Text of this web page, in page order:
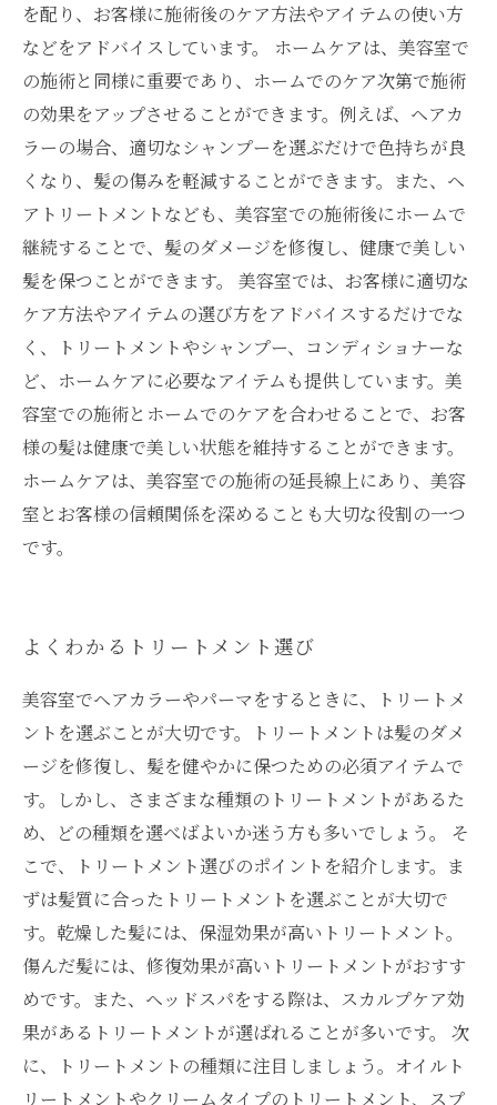
を配り、お客様に施術後のケア方法やアイテムの使い方
などをアドバイスしています。 ホームケアは、美容室で
の施術と同様に重要であり、ホームでのケア次第で施術
の効果をアップさせることができます。例えば、ヘアカ
ラーの場合、適切なシャンプーを選ぶだけで色持ちが良
くなり、髪の傷みを軽減することができます。また、ヘ
アトリートメントなども、美容室での施術後にホームで
継続することで、髪のダメージを修復し、健康で美しい
髪を保つことができます。 美容室では、お客様に適切な
ケア方法やアイテムの選び方をアドバイスするだけでな
く、トリートメントやシャンプー、コンディショナーな
ど、ホームケアに必要なアイテムも提供しています。美
容室での施術とホームでのケアを合わせることで、お客
様の髪は健康で美しい状態を維持することができます。
ホームケアは、美容室での施術の延長線上にあり、美容
室とお客様の信頼関係を深めることも大切な役割の一つ
です。
よくわかるトリートメント選び
美容室でヘアカラーやパーマをするときに、トリートメ
ントを選ぶことが大切です。トリートメントは髪のダメ
ージを修復し、髪を健やかに保つための必須アイテムで
す。しかし、さまざまな種類のトリートメントがあるた
め、どの種類を選べばよいか迷う方も多いでしょう。 そ
こで、トリートメント選びのポイントを紹介します。ま
ずは髪質に合ったトリートメントを選ぶことが大切で
す。乾燥した髪には、保湿効果が高いトリートメント。
傷んだ髪には、修復効果が高いトリートメントがおすす
めです。また、ヘッドスパをする際は、スカルプケア効
果があるトリートメントが選ばれることが多いです。 次
に、トリートメントの種類に注目しましょう。オイルト
リートメントやクリームタイプのトリートメント、スプ